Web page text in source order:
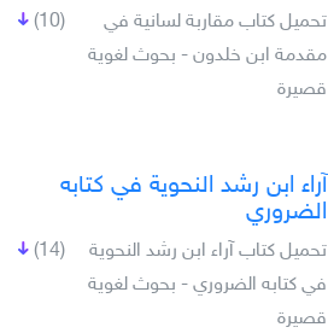
(10)
تحميل كتاب مقاربة لسانية في
مقدمة ابن خلدون - بحوث لغوية
قصيرة
آراء ابن رشد النحوية في كتابه
الضروري
(14)
تحميل كتاب آراء ابن رشد النحوية
في كتابه الضروري - بحوث لغوية
قصيرة